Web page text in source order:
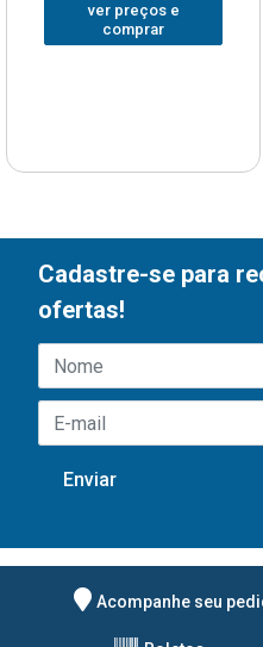
ver preços e
comprar
Cadastre-se para
ofertas!
Acompanhe seu